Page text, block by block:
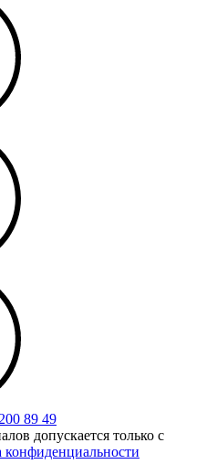
89 49
допускается только с